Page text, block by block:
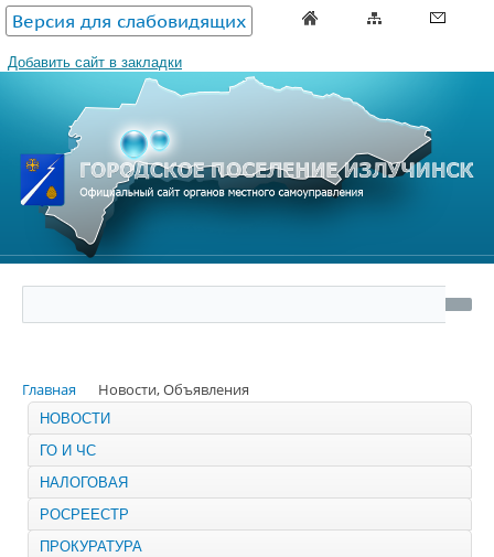
Версия для слабовидящих
Добавить сайт в закладки
Главная Новости, Объявления
НОВОСТИ
ГО И ЧС
НАЛОГОВАЯ
РОСРЕЕСТР
ПРОКУРАТУРА